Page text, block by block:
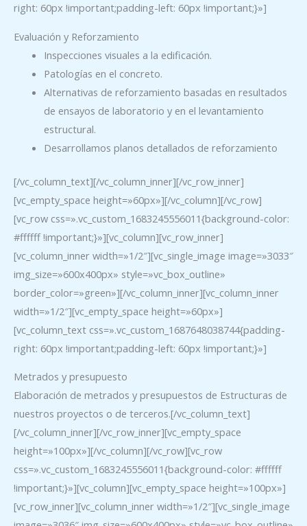
right: 60px !important;padding-left: 60px !important;}»]
Evaluación y Reforzamiento
Inspecciones visuales a la edificación.
Patologías en el concreto.
Alternativas de reforzamiento basadas en resultados
de ensayos de laboratorio y en el levantamiento
estructural.
Desarrollamos planos detallados de reforzamiento
[/vc_column_text][/vc_column_inner][/vc_row_inner]
[vc_empty_space height=»60px»][/vc_column][/vc_row]
[vc_row css=».vc_custom_1683245556011{background-color:
#ffffff !important;}»][vc_column][vc_row_inner]
[vc_column_inner width=»1/2″][vc_single_image image=»3033″
img_size=»600x400px» style=»vc_box_outline»
border_color=»green»][/vc_column_inner][vc_column_inner
width=»1/2″][vc_empty_space height=»60px»]
[vc_column_text css=».vc_custom_1687648038744{padding-
right: 60px !important;padding-left: 60px !important;}»]
Metrados y presupuesto
Elaboración de metrados y presupuestos de Estructuras de
nuestros proyectos o de terceros.[/vc_column_text]
[/vc_column_inner][/vc_row_inner][vc_empty_space
height=»100px»][/vc_column][/vc_row][vc_row
css=».vc_custom_1683245556011{background-color: #ffffff
!important;}»][vc_column][vc_empty_space height=»100px»]
[vc_row_inner][vc_column_inner width=»1/2″][vc_single_image